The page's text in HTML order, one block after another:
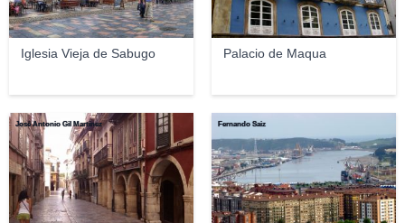
Iglesia Vieja de Sabugo Palacio de Maqua
José Antonio Gil Martínez Fernando Saiz